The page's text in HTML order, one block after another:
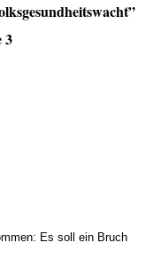
3
Es soll ein Bruch